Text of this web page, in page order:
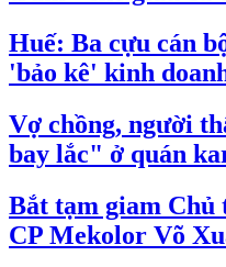
Huế: Ba cựu cán
'bảo kê' kinh
Vợ chồng, người
bay lắc" ở quán
Bắt tạm giam
CP Mekolor Võ